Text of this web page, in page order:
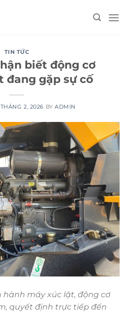
TIN TỨC
biết động cơ
đang gặp sự cố
2, 2026 BYADMIN
máy xúc lật, động cơ
quyết định trực tiếp đến